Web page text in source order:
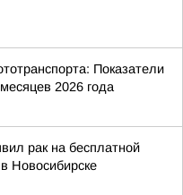
Показатели
2026 года
рак на бесплатной
Новосибирске